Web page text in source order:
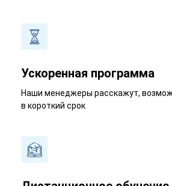
Ускоренная программа
Наши менеджеры расскажут,
в короткий срок